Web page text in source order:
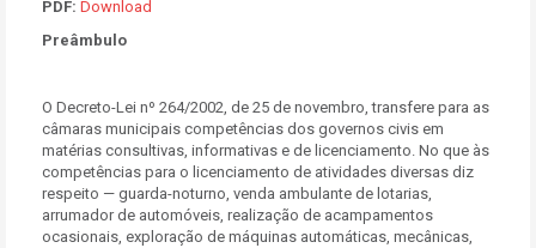
PDF: Download
Preâmbulo
O Decreto-Lei nº 264/2002, de 25 de novembro, transfere para as
câmaras municipais competências dos governos civis em
matérias consultivas, informativas e de licenciamento. No que às
competências para o licenciamento de atividades diversas diz
respeito — guarda-noturno, venda ambulante de lotarias,
arrumador de automóveis, realização de acampamentos
ocasionais, exploração de máquinas automáticas, mecânicas,